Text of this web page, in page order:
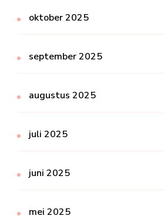
oktober 2025
september 2025
augustus 2025
juli 2025
juni 2025
mei 2025